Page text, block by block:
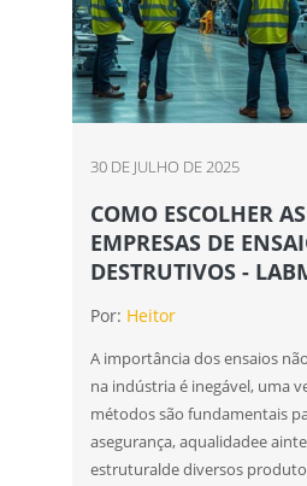
30 DE JULHO DE 2025
COMO ESCOLHER
EMPRESAS DE
DESTRUTIVOS -
Por: Heitor
A importância dos ensaios
na indústria é inegável, uma
métodos são fundamentais
asegurança, aqualidadee
estruturalde diversos